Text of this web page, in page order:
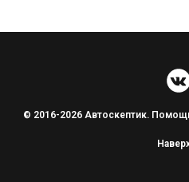
© 2016-2026 Автоскептик.